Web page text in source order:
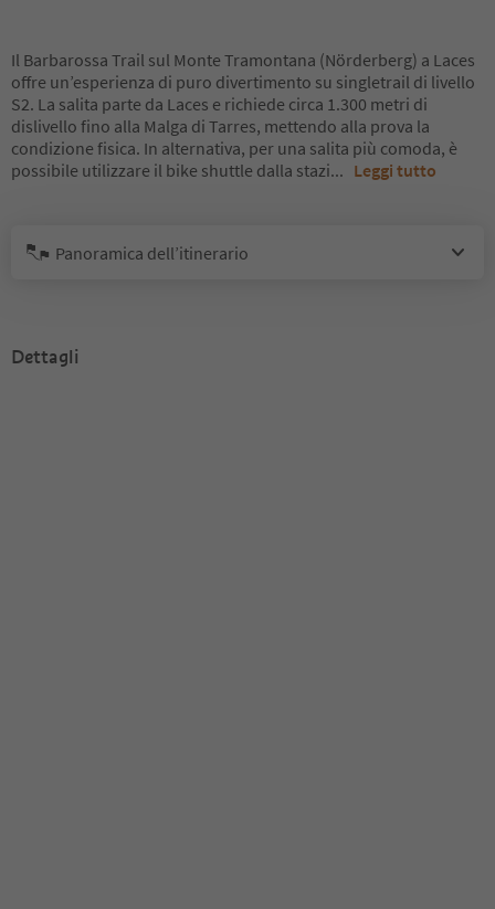
Il Barbarossa Trail sul Monte Tramontana (Nörderberg) a Laces
offre un’esperienza di puro divertimento su singletrail di livello
S2. La salita parte da Laces e richiede circa 1.300 metri di
dislivello fino alla Malga di Tarres, mettendo alla prova la
condizione fisica. In alternativa, per una salita più comoda, è
possibile utilizzare il bike shuttle dalla stazi... Leggi tutto
Panoramica dell’itinerario
Dettagli